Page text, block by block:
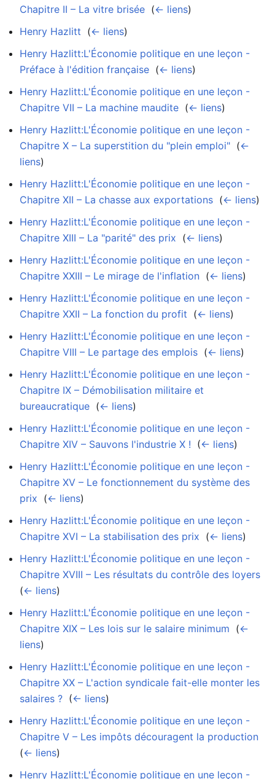
Chapitre II – La vitre brisée (← liens)
Henry Hazlitt (← liens)
Henry Hazlitt:L'Économie politique en une leçon -
Préface à l'édition française (← liens)
Henry Hazlitt:L'Économie politique en une leçon -
Chapitre VII – La machine maudite (← liens)
Henry Hazlitt:L'Économie politique en une leçon -
Chapitre X – La superstition du "plein emploi" (←
liens)
Henry Hazlitt:L'Économie politique en une leçon -
Chapitre XII – La chasse aux exportations (← liens)
Henry Hazlitt:L'Économie politique en une leçon -
Chapitre XIII – La "parité" des prix (← liens)
Henry Hazlitt:L'Économie politique en une leçon -
Chapitre XXIII – Le mirage de l'inflation (← liens)
Henry Hazlitt:L'Économie politique en une leçon -
Chapitre XXII – La fonction du profit (← liens)
Henry Hazlitt:L'Économie politique en une leçon -
Chapitre VIII – Le partage des emplois (← liens)
Henry Hazlitt:L'Économie politique en une leçon -
Chapitre IX – Démobilisation militaire et
bureaucratique (← liens)
Henry Hazlitt:L'Économie politique en une leçon -
Chapitre XIV – Sauvons l'industrie X ! (← liens)
Henry Hazlitt:L'Économie politique en une leçon -
Chapitre XV – Le fonctionnement du système des
prix (← liens)
Henry Hazlitt:L'Économie politique en une leçon -
Chapitre XVI – La stabilisation des prix (← liens)
Henry Hazlitt:L'Économie politique en une leçon -
Chapitre XVIII – Les résultats du contrôle des loyers
(← liens)
Henry Hazlitt:L'Économie politique en une leçon -
Chapitre XIX – Les lois sur le salaire minimum (←
liens)
Henry Hazlitt:L'Économie politique en une leçon -
Chapitre XX – L'action syndicale fait-elle monter les
salaires ? (← liens)
Henry Hazlitt:L'Économie politique en une leçon -
Chapitre V – Les impôts découragent la production
(← liens)
Henry Hazlitt:L'Économie politique en une leçon -